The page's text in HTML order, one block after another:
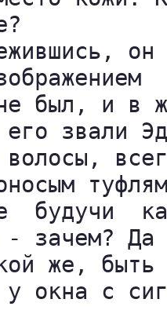
был, и в
его звали
волосы,
будучи
- зачем?
же,
окна с